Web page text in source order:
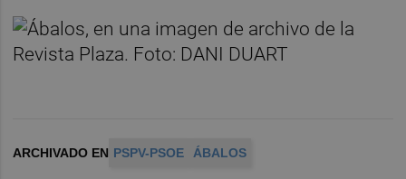
ARCHIVADO EN PSPV-PSOE ÁBALOS